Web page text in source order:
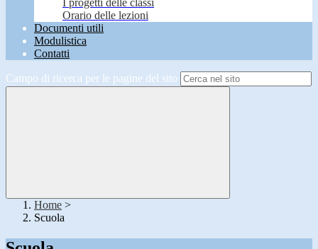
I progetti delle classi
Orario delle lezioni
Documenti utili
Modulistica
Contatti
Campo di ricerca per le pagine del sito
Home >
Scuola